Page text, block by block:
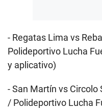
- Regatas Lima vs
Polideportivo Lucha
y aplicativo)
- San Martín vs
/ Polideportivo Lucha